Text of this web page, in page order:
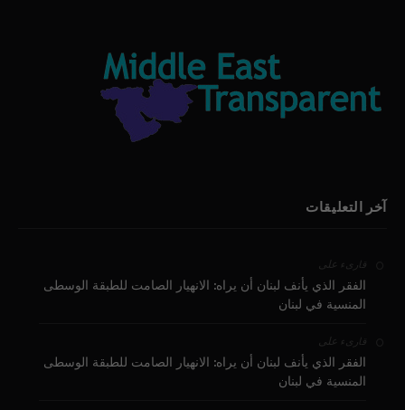
آخر التعليقات
قارىء على
الفقر الذي يأنف لبنان أن يراه: الانهيار الصامت للطبقة الوسطى
المنسية في لبنان
قارىء على
الفقر الذي يأنف لبنان أن يراه: الانهيار الصامت للطبقة الوسطى
المنسية في لبنان